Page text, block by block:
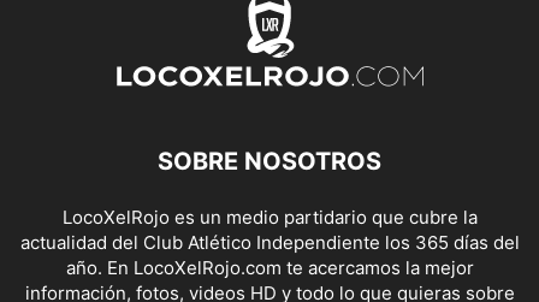
SOBRE NOSOTROS
LocoXelRojo es un medio partidario que cubre la
actualidad del Club Atlético Independiente los 365 días del
año. En LocoXelRojo.com te acercamos la mejor
información, fotos, videos HD y todo lo que quieras sobre